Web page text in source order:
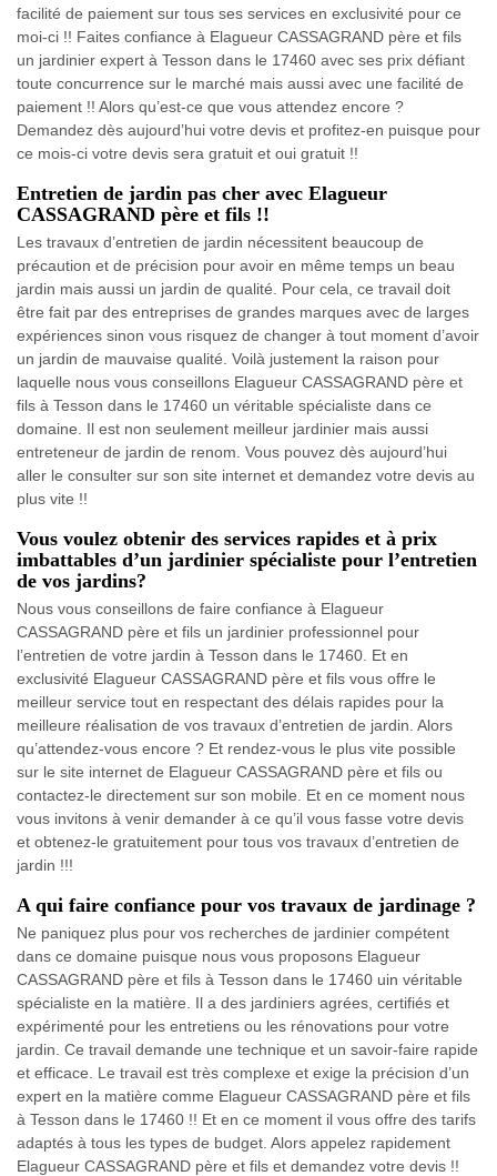
facilité de paiement sur tous ses services en exclusivité pour ce
moi-ci !! Faites confiance à Elagueur CASSAGRAND père et fils
un jardinier expert à Tesson dans le 17460 avec ses prix défiant
toute concurrence sur le marché mais aussi avec une facilité de
paiement !! Alors qu’est-ce que vous attendez encore ?
Demandez dès aujourd’hui votre devis et profitez-en puisque pour
ce mois-ci votre devis sera gratuit et oui gratuit !!
Entretien de jardin pas cher avec Elagueur
CASSAGRAND père et fils !!
Les travaux d’entretien de jardin nécessitent beaucoup de
précaution et de précision pour avoir en même temps un beau
jardin mais aussi un jardin de qualité. Pour cela, ce travail doit
être fait par des entreprises de grandes marques avec de larges
expériences sinon vous risquez de changer à tout moment d’avoir
un jardin de mauvaise qualité. Voilà justement la raison pour
laquelle nous vous conseillons Elagueur CASSAGRAND père et
fils à Tesson dans le 17460 un véritable spécialiste dans ce
domaine. Il est non seulement meilleur jardinier mais aussi
entreteneur de jardin de renom. Vous pouvez dès aujourd’hui
aller le consulter sur son site internet et demandez votre devis au
plus vite !!
Vous voulez obtenir des services rapides et à prix
imbattables d’un jardinier spécialiste pour l’entretien
de vos jardins?
Nous vous conseillons de faire confiance à Elagueur
CASSAGRAND père et fils un jardinier professionnel pour
l’entretien de votre jardin à Tesson dans le 17460. Et en
exclusivité Elagueur CASSAGRAND père et fils vous offre le
meilleur service tout en respectant des délais rapides pour la
meilleure réalisation de vos travaux d’entretien de jardin. Alors
qu’attendez-vous encore ? Et rendez-vous le plus vite possible
sur le site internet de Elagueur CASSAGRAND père et fils ou
contactez-le directement sur son mobile. Et en ce moment nous
vous invitons à venir demander à ce qu’il vous fasse votre devis
et obtenez-le gratuitement pour tous vos travaux d’entretien de
jardin !!!
A qui faire confiance pour vos travaux de jardinage ?
Ne paniquez plus pour vos recherches de jardinier compétent
dans ce domaine puisque nous vous proposons Elagueur
CASSAGRAND père et fils à Tesson dans le 17460 uin véritable
spécialiste en la matière. Il a des jardiniers agrées, certifiés et
expérimenté pour les entretiens ou les rénovations pour votre
jardin. Ce travail demande une technique et un savoir-faire rapide
et efficace. Le travail est très complexe et exige la précision d’un
expert en la matière comme Elagueur CASSAGRAND père et fils
à Tesson dans le 17460 !! Et en ce moment il vous offre des tarifs
adaptés à tous les types de budget. Alors appelez rapidement
Elagueur CASSAGRAND père et fils et demandez votre devis !!